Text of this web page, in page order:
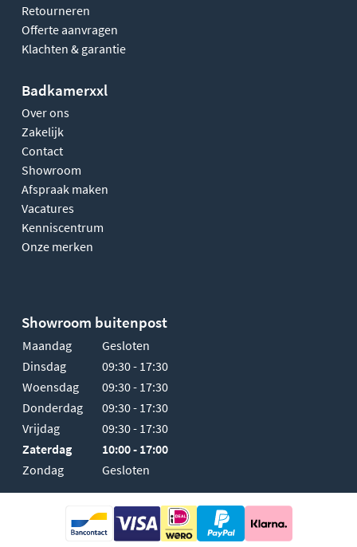
Retourneren
Offerte aanvragen
Klachten & garantie
Badkamerxxl
Over ons
Zakelijk
Contact
Showroom
Afspraak maken
Vacatures
Kenniscentrum
Onze merken
Showroom buitenpost
Maandag
Gesloten
Dinsdag
09:30 - 17:30
Woensdag
09:30 - 17:30
Donderdag
09:30 - 17:30
Vrijdag
09:30 - 17:30
Zaterdag
10:00 - 17:00
Zondag
Gesloten